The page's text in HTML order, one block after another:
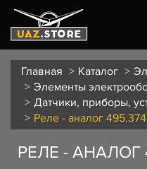
Главная Каталог
Элементы
Датчики, приборы,
Реле - аналог
РЕЛЕ - АНАЛОГ